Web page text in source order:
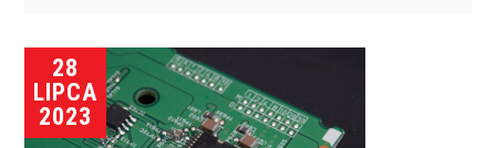
28
LIPCA
2023